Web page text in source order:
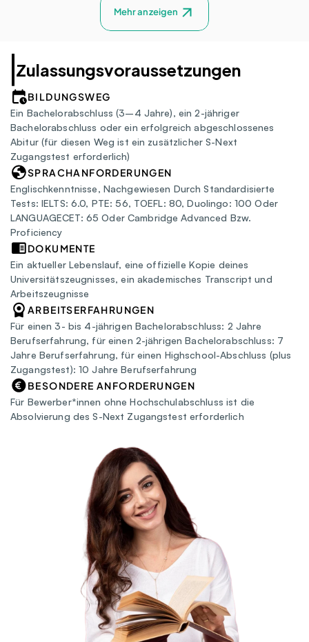
Mehr anzeigen
Zulassungsvoraussetzungen
BILDUNGSWEG
Ein Bachelorabschluss (3–4 Jahre), ein 2-jähriger
Bachelorabschluss oder ein erfolgreich abgeschlossenes
Abitur (für diesen Weg ist ein zusätzlicher S-Next
Zugangstest erforderlich)
SPRACHANFORDERUNGEN
Englischkenntnisse, Nachgewiesen Durch Standardisierte
Tests: IELTS: 6.0, PTE: 56, TOEFL: 80, Duolingo: 100 Oder
LANGUAGECET: 65 Oder Cambridge Advanced Bzw.
Proficiency
DOKUMENTE
Ein aktueller Lebenslauf, eine offizielle Kopie deines
Universitätszeugnisses, ein akademisches Transcript und
Arbeitszeugnisse
ARBEITSERFAHRUNGEN
Für einen 3- bis 4-jährigen Bachelorabschluss: 2 Jahre
Berufserfahrung, für einen 2-jährigen Bachelorabschluss: 7
Jahre Berufserfahrung, für einen Highschool-Abschluss (plus
Zugangstest): 10 Jahre Berufserfahrung
BESONDERE ANFORDERUNGEN
Für Bewerber*innen ohne Hochschulabschluss ist die
Absolvierung des S-Next Zugangstest erforderlich